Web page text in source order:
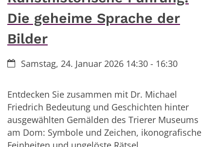
Die geheime Sprache der
Bilder
Datum:Samstag, 24. Januar 2026 14:30 - 16:30
Entdecken Sie zusammen mit Dr. Michael
Friedrich Bedeutung und Geschichten hinter
ausgewählten Gemälden des Trierer Museums
am Dom: Symbole und Zeichen, ikonografische